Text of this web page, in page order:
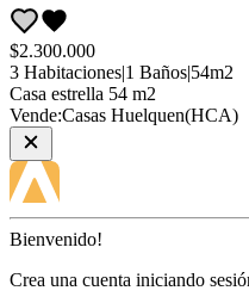
$2.300.000
3 Habitaciones|1 Baños|54m2
Casa estrella 54 m2
Vende:Casas Huelquen(HCA)
Bienvenido!
Crea una cuenta iniciando